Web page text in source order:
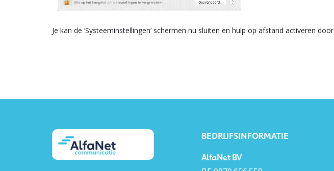
Je kan de ‘Systeeminstellingen’ schermen nu sluiten en hulp op afstand activeren door
BEDRIJFSINFORMATIE
AlfaNet BV